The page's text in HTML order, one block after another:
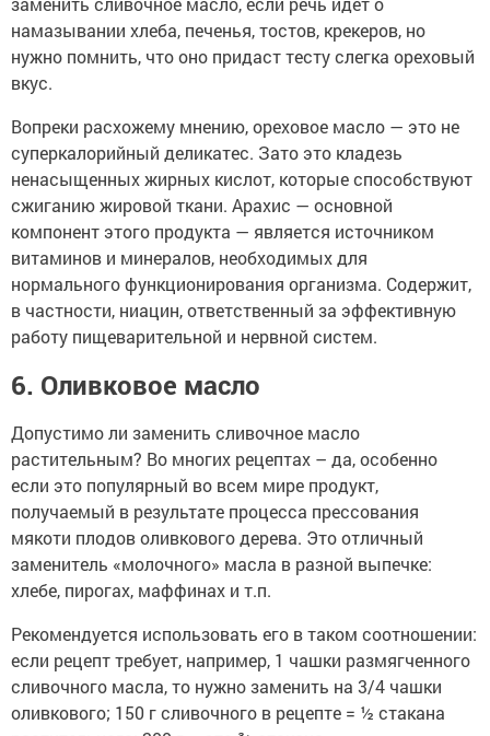
намазывании хлеба, печенья, тостов, крекеров, но
нужно помнить, что оно придаст тесту слегка ореховый
вкус.
Вопреки расхожему мнению, ореховое масло — это не
суперкалорийный деликатес. Зато это кладезь
ненасыщенных жирных кислот, которые способствуют
сжиганию жировой ткани. Арахис — основной
компонент этого продукта — является источником
витаминов и минералов, необходимых для
нормального функционирования организма. Содержит,
в частности, ниацин, ответственный за эффективную
работу пищеварительной и нервной систем.
6. Оливковое масло
Допустимо ли заменить сливочное масло
растительным? Во многих рецептах – да, особенно
если это популярный во всем мире продукт,
получаемый в результате процесса прессования
мякоти плодов оливкового дерева. Это отличный
заменитель «молочного» масла в разной выпечке:
хлебе, пирогах, маффинах и т.п.
Рекомендуется использовать его в таком соотношении:
если рецепт требует, например, 1 чашки размягченного
сливочного масла, то нужно заменить на 3/4 чашки
оливкового; 150 г сливочного в рецепте = ½ стакана